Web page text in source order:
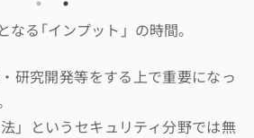
る｢インプット」の時間。
研究開発等をする上で重要になっ
」というセキュリティ分野では無